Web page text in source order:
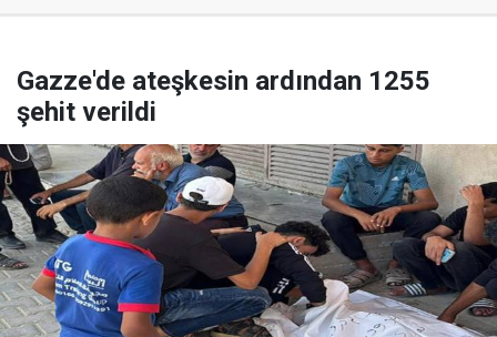
Gazze'de ateşkesin ardından 1255
şehit verildi